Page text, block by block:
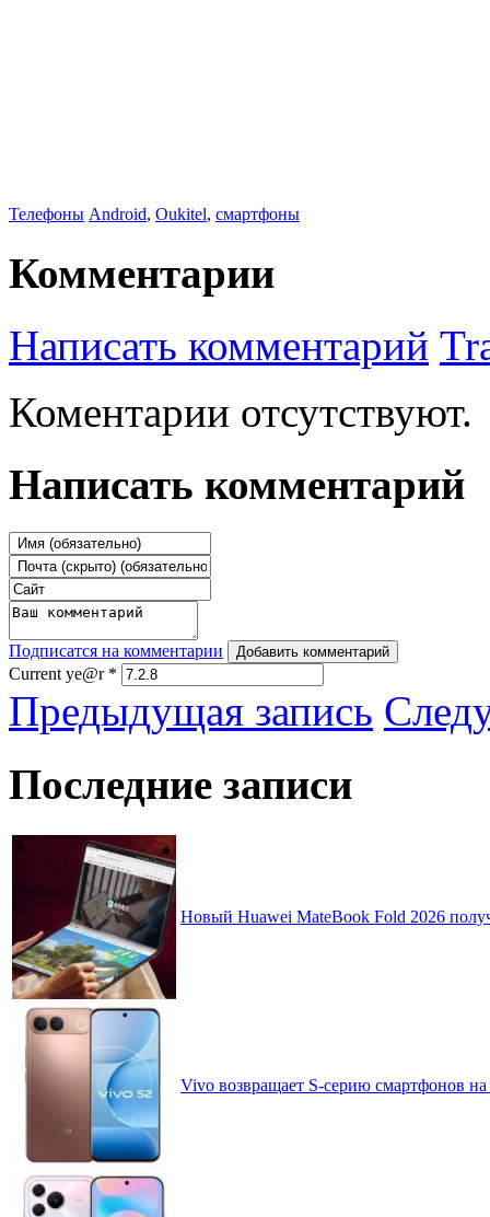
Телефоны Android, Oukitel, смартфоны
Комментарии
Написать комментарий
Коментарии отсутствуют.
Написать комментарий
Подписатся на комментарии Добавить комментарий
Current ye@r *
Предыдущая запись
Последние записи
Новый Huawei MateBook Fold 2026
Vivo возвращает S-серию смартфонов